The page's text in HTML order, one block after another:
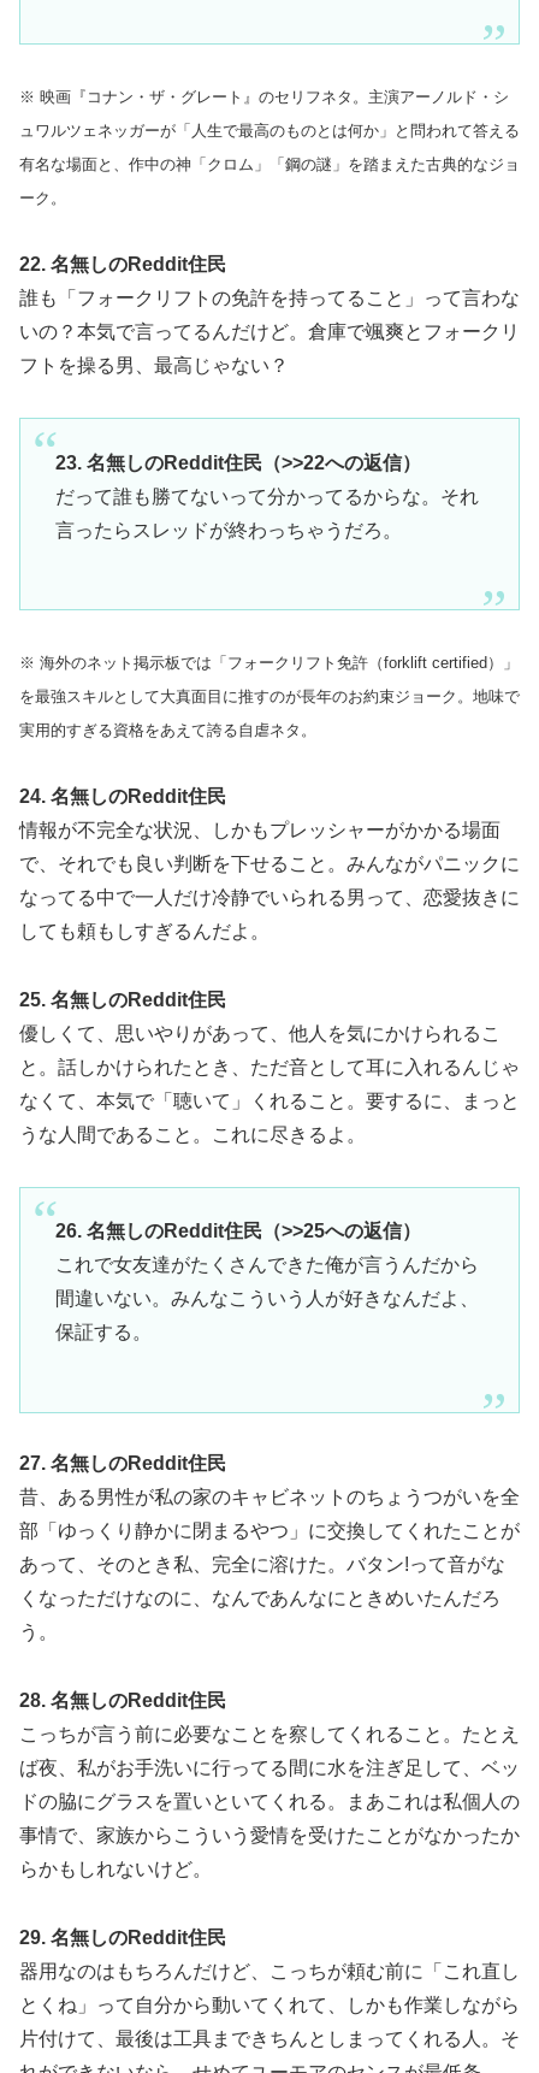
※ 映画『コナン・ザ・グレート』のセリフネタ。主演アーノルド・シ
ュワルツェネッガーが「人生で最高のものとは何か」と問われて答える
有名な場面と、作中の神「クロム」「鋼の謎」を踏まえた古典的なジョ
ーク。
22. 名無しのReddit住民
誰も「フォークリフトの免許を持ってること」って言わな
いの？本気で言ってるんだけど。倉庫で颯爽とフォークリ
フトを操る男、最高じゃない？
23. 名無しのReddit住民（>>22への返信）
だって誰も勝てないって分かってるからな。それ
言ったらスレッドが終わっちゃうだろ。
※ 海外のネット掲示板では「フォークリフト免許（forklift certified）」
を最強スキルとして大真面目に推すのが長年のお約束ジョーク。地味で
実用的すぎる資格をあえて誇る自虐ネタ。
24. 名無しのReddit住民
情報が不完全な状況、しかもプレッシャーがかかる場面
で、それでも良い判断を下せること。みんながパニックに
なってる中で一人だけ冷静でいられる男って、恋愛抜きに
しても頼もしすぎるんだよ。
25. 名無しのReddit住民
優しくて、思いやりがあって、他人を気にかけられるこ
と。話しかけられたとき、ただ音として耳に入れるんじゃ
なくて、本気で「聴いて」くれること。要するに、まっと
うな人間であること。これに尽きるよ。
26. 名無しのReddit住民（>>25への返信）
これで女友達がたくさんできた俺が言うんだから
間違いない。みんなこういう人が好きなんだよ、
保証する。
27. 名無しのReddit住民
昔、ある男性が私の家のキャビネットのちょうつがいを全
部「ゆっくり静かに閉まるやつ」に交換してくれたことが
あって、そのとき私、完全に溶けた。バタン!って音がな
くなっただけなのに、なんであんなにときめいたんだろ
う。
28. 名無しのReddit住民
こっちが言う前に必要なことを察してくれること。たとえ
ば夜、私がお手洗いに行ってる間に水を注ぎ足して、ベッ
ドの脇にグラスを置いといてくれる。まあこれは私個人の
事情で、家族からこういう愛情を受けたことがなかったか
らかもしれないけど。
29. 名無しのReddit住民
器用なのはもちろんだけど、こっちが頼む前に「これ直し
とくね」って自分から動いてくれて、しかも作業しながら
片付けて、最後は工具まできちんとしまってくれる人。そ